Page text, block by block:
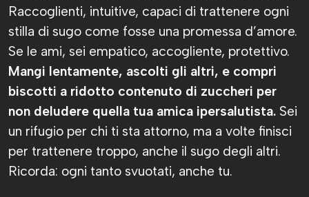
Raccoglienti, intuitive, capaci di trattenere ogni
stilla di sugo come fosse una promessa d’amore.
Se le ami, sei empatico, accogliente, protettivo.
Mangi lentamente, ascolti gli altri, e compri
biscotti a ridotto contenuto di zuccheri per
non deludere quella tua amica ipersalutista. Sei
un rifugio per chi ti sta attorno, ma a volte finisci
per trattenere troppo, anche il sugo degli altri.
Ricorda: ogni tanto svuotati, anche tu.